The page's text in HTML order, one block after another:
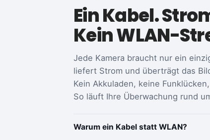
Ein Kabel.
Kein WLAN-
Jede Kamera braucht nur ein
liefert Strom und überträgt das
Kein Akkuladen, keine
So läuft Ihre Überwachung rund
Warum ein Kabel statt WLAN?